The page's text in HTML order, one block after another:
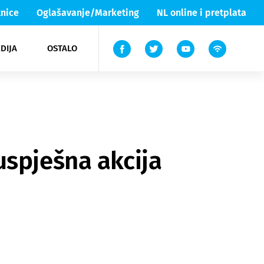
Oglašavanje/Marketing NL online i pretplata
OSTALO
Lika & Senj
TV
akcija